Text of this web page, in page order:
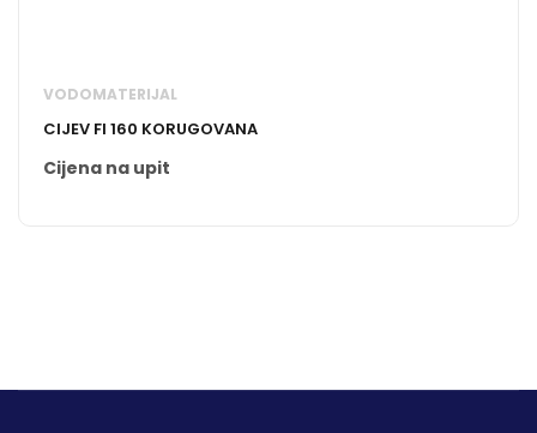
VODOMATERIJAL
CIJEV FI 160 KORUGOVANA
Cijena na upit